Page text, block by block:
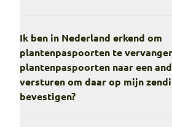
Ik ben in Nederland erkend om
plantenpaspoorten te
plantenpaspoorten naar een
versturen om daar op mijn
bevestigen?